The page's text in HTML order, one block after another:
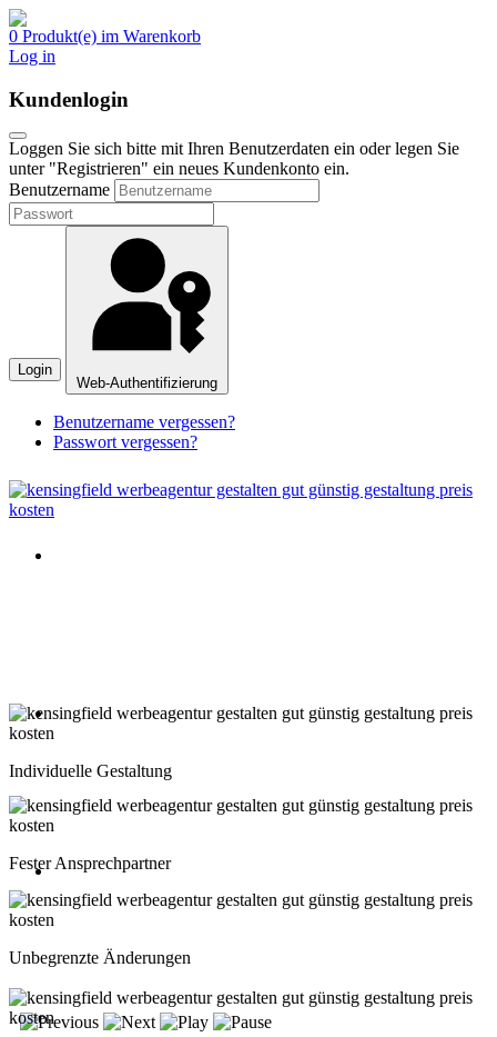
0 Produkt(e) im Warenkorb
Log in
Kundenlogin
Loggen Sie sich bitte mit Ihren Benutzerdaten ein oder legen Sie
unter "Registrieren" ein neues Kundenkonto ein.
Benutzername
Login
Web-Authentifizierung
Benutzername vergessen?
Passwort vergessen?
Beratung oder Rückruf anfordern
Schweiz: 043 508 66 63
Montag-Freitag 10:00-18:00 Uhr
Beratung oder Rückruf anfordern
Montag-Freitag 10:00-18:00 Uhr
Individuelle Gestaltung
Fester Ansprechpartner
Unbegrenzte Änderungen